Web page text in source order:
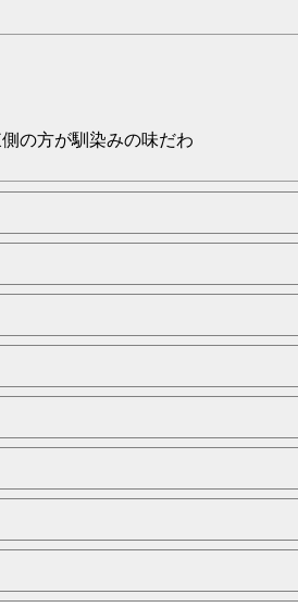
の方が馴染みの味だわ